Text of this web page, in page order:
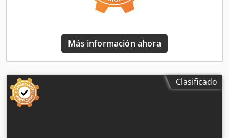
herramienta kg: 20 Dodsyyc Dlopfx Akbokr Tiempo de
herramienta a herramienta s: 2.34 Equipamiento Extractor
interna Potencia nominal kVA: 52 Dimensiones básicas de
la máquina / peso Longitud mm: 3300 Anchura mm: 3000
Más información ahora
Clasificado